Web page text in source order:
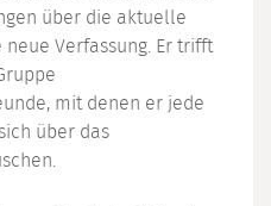
über die aktuelle
Verfassung. Er trifft
mit denen er jede
über das